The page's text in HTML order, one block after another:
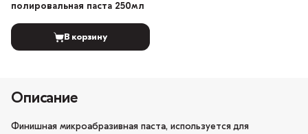
полировальная паста 250мл
В корзину
Описание
Финишная микроабразивная паста, используется для